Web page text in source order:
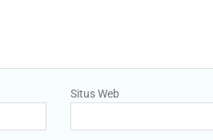
Situs Web